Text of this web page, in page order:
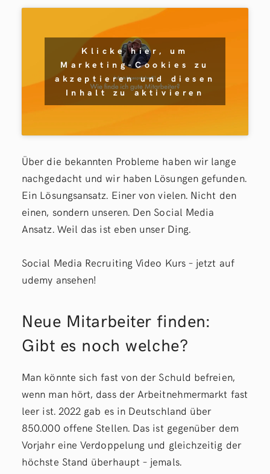
Klicke hier, um
Marketing-Cookies zu
akzeptieren und diesen
Inhalt zu aktivieren
Über die bekannten Probleme haben wir lange
nachgedacht und wir haben Lösungen gefunden.
Ein Lösungsansatz. Einer von vielen. Nicht den
einen, sondern unseren. Den Social Media
Ansatz. Weil das ist eben unser Ding.
Social Media Recruiting Video Kurs – jetzt auf
udemy ansehen!
Neue Mitarbeiter finden:
Gibt es noch welche?
Man könnte sich fast von der Schuld befreien,
wenn man hört, dass der Arbeitnehmermarkt fast
leer ist. 2022 gab es in Deutschland über
850.000 offene Stellen. Das ist gegenüber dem
Vorjahr eine Verdoppelung und gleichzeitig der
höchste Stand überhaupt – jemals.